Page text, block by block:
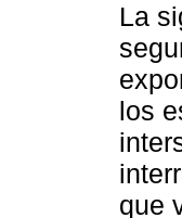
La
los
que